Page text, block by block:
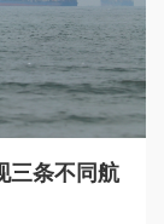
三条不同航